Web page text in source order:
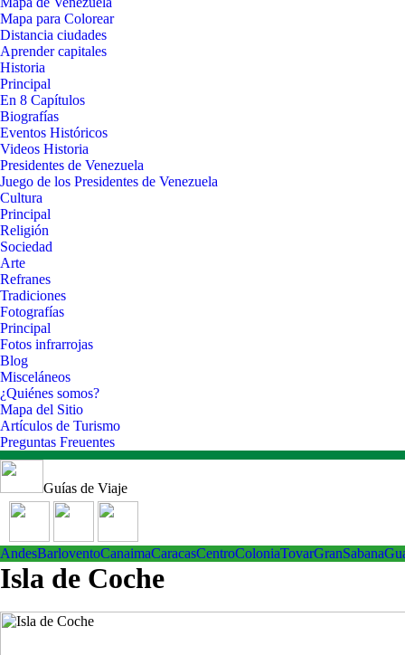
Mapa para Colorear
Distancia ciudades
Aprender capitales
Historia
Principal
En 8 Capítulos
Biografías
Eventos Históricos
Videos Historia
Presidentes de Venezuela
Juego de los Presidentes de Venezuela
Cultura
Principal
Religión
Sociedad
Arte
Refranes
Tradiciones
Fotografías
Principal
Fotos infrarrojas
Blog
Misceláneos
¿Quiénes somos?
Mapa del Sitio
Artículos de Turismo
Preguntas Freuentes
Guías de Viaje
AndesBarloventoCanaimaCaracasCentroColoniaTovarGranSabana
Isla de Coche